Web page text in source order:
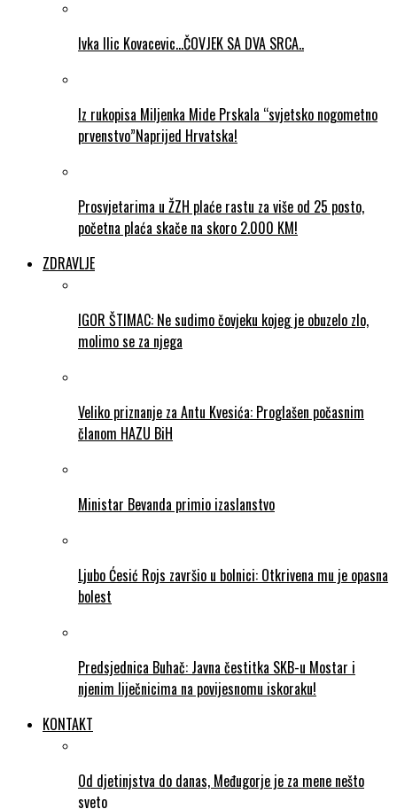
Ivka Ilic Kovacevic…ČOVJEK SA DVA SRCA..
Iz rukopisa Miljenka Mide Prskala “svjetsko nogometno
prvenstvo”Naprijed Hrvatska!
Prosvjetarima u ŽZH plaće rastu za više od 25 posto,
početna plaća skače na skoro 2.000 KM!
ZDRAVLJE
IGOR ŠTIMAC: Ne sudimo čovjeku kojeg je obuzelo zlo,
molimo se za njega
Veliko priznanje za Antu Kvesića: Proglašen počasnim
članom HAZU BiH
Ministar Bevanda primio izaslanstvo
Ljubo Ćesić Rojs završio u bolnici: Otkrivena mu je opasna
bolest
Predsjednica Buhač: Javna čestitka SKB-u Mostar i
njenim liječnicima na povijesnomu iskoraku!
KONTAKT
Od djetinjstva do danas, Međugorje je za mene nešto
sveto